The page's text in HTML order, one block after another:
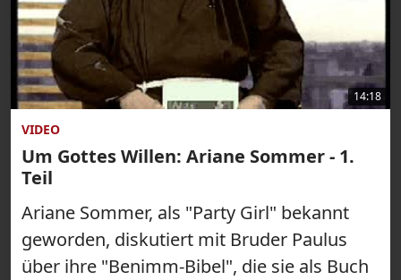
14:18
VIDEO
Um Gottes Willen: Ariane Sommer - 1.
Teil
Ariane Sommer, als "Party Girl" bekannt
geworden, diskutiert mit Bruder Paulus
über ihre "Benimm-Bibel", die sie als Buch